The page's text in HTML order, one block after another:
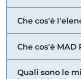
Che cos'è
Che cos'è MAD
Quali sono le